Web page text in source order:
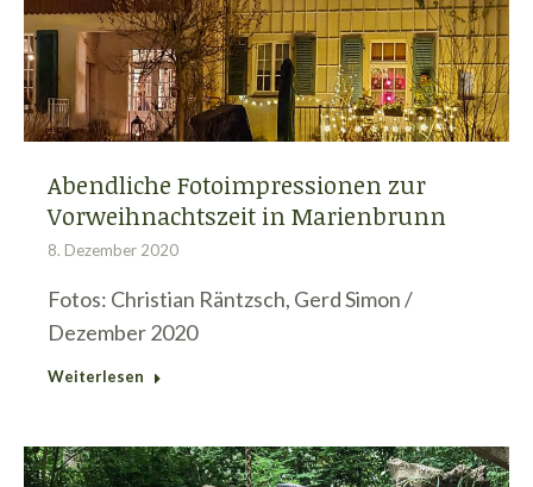
Abendliche Fotoimpressionen zur
Vorweihnachtszeit in Marienbrunn
8. Dezember 2020
Fotos: Christian Räntzsch, Gerd Simon /
Dezember 2020
Weiterlesen